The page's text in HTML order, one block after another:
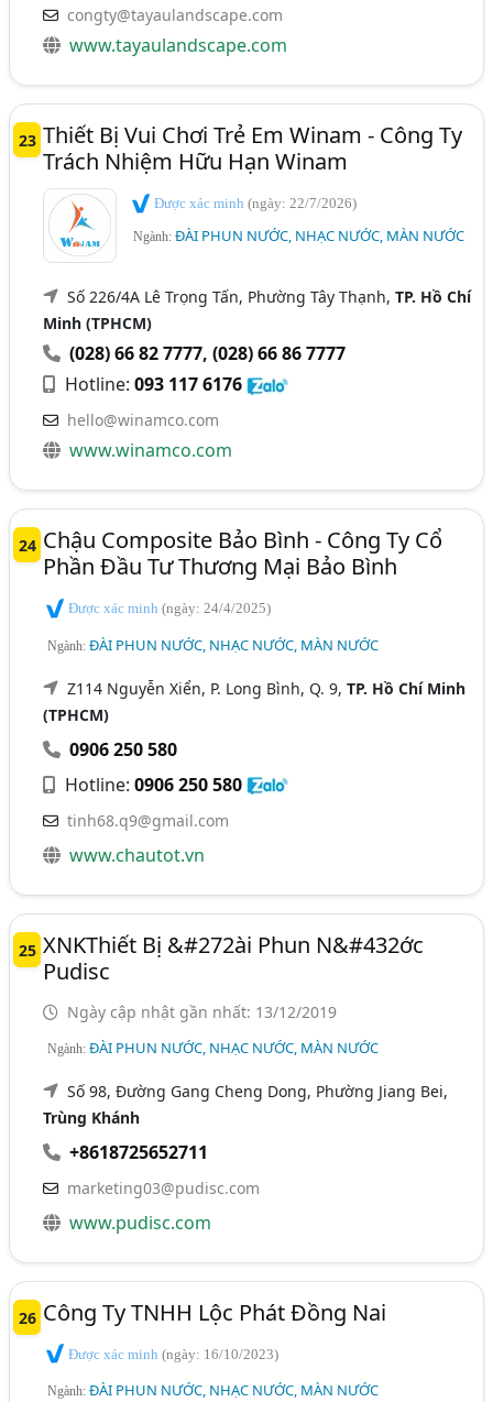
congty@tayaulandscape.com
www.tayaulandscape.com
23 Thiết Bị Vui Chơi Trẻ Em Winam - Công Ty
Trách Nhiệm Hữu Hạn Winam
Được xác minh(ngày: 22/7/2026)
Ngành:ĐÀI PHUN NƯỚC, NHẠC NƯỚC, MÀN NƯỚC
Số 226/4A Lê Trọng Tấn, Phường Tây Thạnh,TP. Hồ Chí
Minh (TPHCM)
(028) 66 82 7777,(028) 66 86 7777
Hotline:093 117 6176
hello@winamco.com
www.winamco.com
24 Chậu Composite Bảo Bình - Công Ty Cổ
Phần Đầu Tư Thương Mại Bảo Bình
Được xác minh(ngày: 24/4/2025)
Ngành:ĐÀI PHUN NƯỚC, NHẠC NƯỚC, MÀN NƯỚC
Z114 Nguyễn Xiển, P. Long Bình, Q. 9,TP. Hồ Chí Minh
(TPHCM)
0906 250 580
Hotline:0906 250 580
tinh68.q9@gmail.com
www.chautot.vn
25 XNKThiết Bị &#272ài Phun N&#432ớc
Pudisc
Ngày cập nhật gần nhất: 13/12/2019
Ngành:ĐÀI PHUN NƯỚC, NHẠC NƯỚC, MÀN NƯỚC
Số 98, Đường Gang Cheng Dong, Phường Jiang Bei,
Trùng Khánh
+8618725652711
marketing03@pudisc.com
www.pudisc.com
26 Công Ty TNHH Lộc Phát Đồng Nai
Được xác minh(ngày: 16/10/2023)
Ngành:ĐÀI PHUN NƯỚC, NHẠC NƯỚC, MÀN NƯỚC